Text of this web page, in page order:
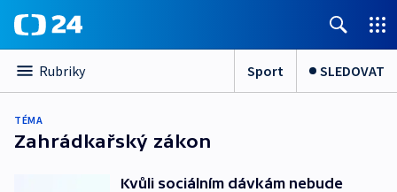
Rubriky Sport SLEDOVAT
TÉMA
Zahrádkařský zákon
Kvůli sociálním dávkám nebude